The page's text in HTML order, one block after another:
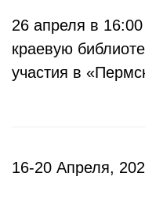
26 апреля в
краевую
участия в
16-20 Апреля,